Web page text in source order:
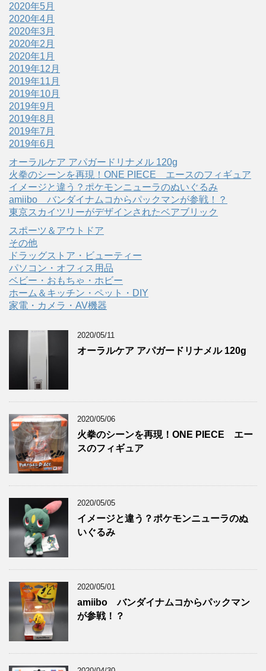
2020年5月
2020年4月
2020年3月
2020年2月
2020年1月
2019年12月
2019年11月
2019年10月
2019年9月
2019年8月
2019年7月
2019年6月
オーラルケア アパガードリナメル 120g
火拳のシーンを再現！ONE PIECE エースのフィギュア
イメージと違う？ポケモンニューラのぬいぐるみ
amiibo バンダイナムコからパックマンが参戦！？
東京スカイツリーがデザインされたベアブリック
スポーツ＆アウトドア
その他
ドラッグストア・ビューティー
パソコン・オフィス用品
ベビー・おもちゃ・ホビー
ホーム＆キッチン・ペット・DIY
家電・カメラ・AV機器
2020/05/11
オーラルケア アパガードリナメル 120g
2020/05/06
火拳のシーンを再現！ONE PIECE エー
スのフィギュア
2020/05/05
イメージと違う？ポケモンニューラのぬ
いぐるみ
2020/05/01
amiibo バンダイナムコからパックマン
が参戦！？